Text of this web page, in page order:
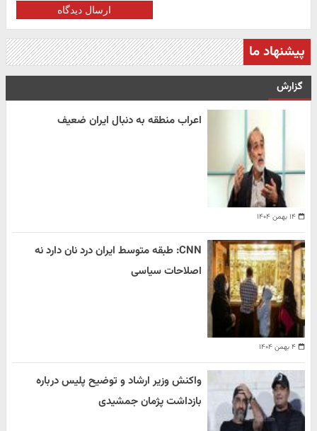
ارسال دیدگاه
پیشنهاد ما
گزارش
۱۴ بهمن ۱۴۰۴
اعراب منطقه به دنبال ایران ضعیف
۴ بهمن ۱۴۰۴
CNN: طبقه متوسط ایران درد نان دارد نه
اصلاحات سیاسی
واکنش وزیر ارشاد و توضیح پلیس درباره
بازداشت پژمان جمشیدی